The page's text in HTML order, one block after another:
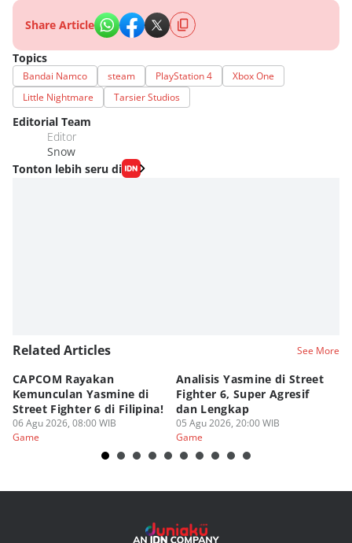
Share Article
Topics
Bandai Namco steam PlayStation 4
Xbox One
Little Nightmare
Tarsier Studios
Editorial Team
Editor
Snow
Tonton lebih seru di
Related Articles See More
CAPCOM Rayakan
Kemunculan Yasmine di
Street Fighter 6 di Filipina!
06 Agu 2026, 08:00 WIB
Game
Analisis Yasmine di Street
Fighter 6, Super Agresif
dan Lengkap
05 Agu 2026, 20:00 WIB
Game